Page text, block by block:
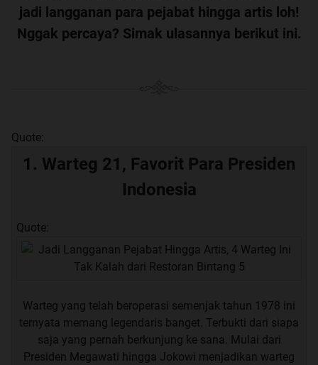
jadi langganan para pejabat hingga artis loh!
Nggak percaya? Simak ulasannya berikut ini.
Quote:
1. Warteg 21, Favorit Para Presiden
Indonesia
Quote:
Warteg yang telah beroperasi semenjak tahun 1978 ini
ternyata memang legendaris banget. Terbukti dari siapa
saja yang pernah berkunjung ke sana. Mulai dari
Presiden Megawati hingga Jokowi menjadikan warteg